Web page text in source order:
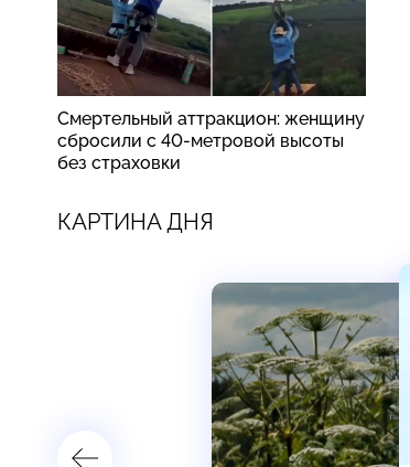
Смертельный аттракцион: женщину
сбросили с 40-метровой высоты
без страховки
КАРТИНА ДНЯ